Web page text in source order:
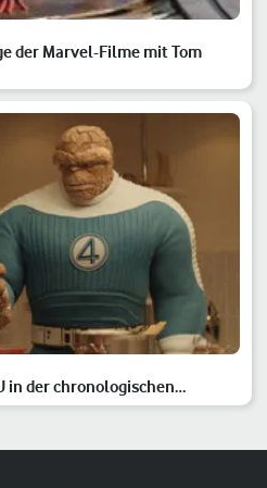
der Marvel-Filme mit Tom
in der chronologischen